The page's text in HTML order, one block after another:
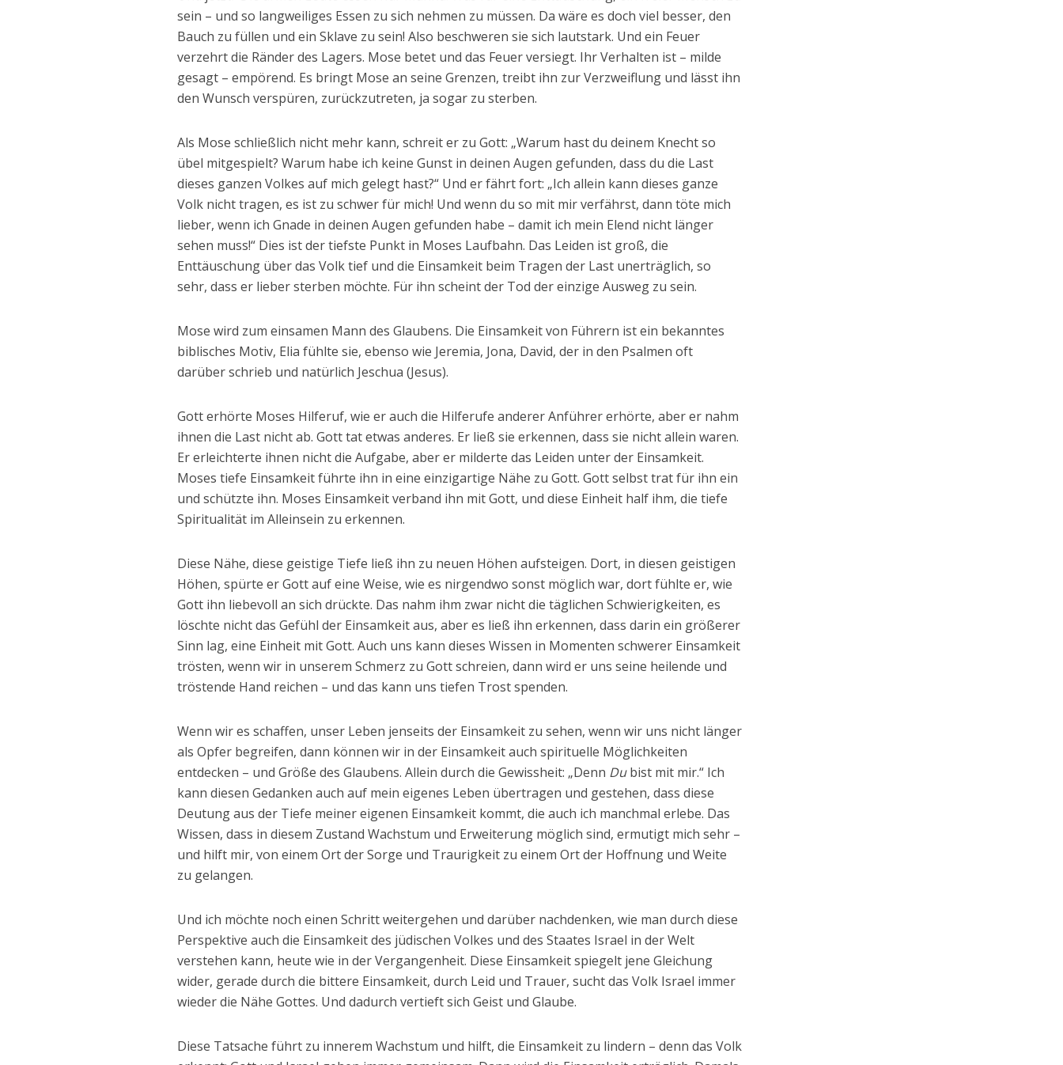
sein – und so langweiliges Essen zu sich nehmen zu müssen. Da wäre es doch viel besser, den
Bauch zu füllen und ein Sklave zu sein! Also beschweren sie sich lautstark. Und ein Feuer
verzehrt die Ränder des Lagers. Mose betet und das Feuer versiegt. Ihr Verhalten ist – milde
gesagt – empörend. Es bringt Mose an seine Grenzen, treibt ihn zur Verzweiflung und lässt ihn
den Wunsch verspüren, zurückzutreten, ja sogar zu sterben.
Als Mose schließlich nicht mehr kann, schreit er zu Gott: „Warum hast du deinem Knecht so
übel mitgespielt? Warum habe ich keine Gunst in deinen Augen gefunden, dass du die Last
dieses ganzen Volkes auf mich gelegt hast?“ Und er fährt fort: „Ich allein kann dieses ganze
Volk nicht tragen, es ist zu schwer für mich! Und wenn du so mit mir verfährst, dann töte mich
lieber, wenn ich Gnade in deinen Augen gefunden habe – damit ich mein Elend nicht länger
sehen muss!“ Dies ist der tiefste Punkt in Moses Laufbahn. Das Leiden ist groß, die
Enttäuschung über das Volk tief und die Einsamkeit beim Tragen der Last unerträglich, so
sehr, dass er lieber sterben möchte. Für ihn scheint der Tod der einzige Ausweg zu sein.
Mose wird zum einsamen Mann des Glaubens. Die Einsamkeit von Führern ist ein bekanntes
biblisches Motiv, Elia fühlte sie, ebenso wie Jeremia, Jona, David, der in den Psalmen oft
darüber schrieb und natürlich Jeschua (Jesus).
Gott erhörte Moses Hilferuf, wie er auch die Hilferufe anderer Anführer erhörte, aber er nahm
ihnen die Last nicht ab. Gott tat etwas anderes. Er ließ sie erkennen, dass sie nicht allein waren.
Er erleichterte ihnen nicht die Aufgabe, aber er milderte das Leiden unter der Einsamkeit.
Moses tiefe Einsamkeit führte ihn in eine einzigartige Nähe zu Gott. Gott selbst trat für ihn ein
und schützte ihn. Moses Einsamkeit verband ihn mit Gott, und diese Einheit half ihm, die tiefe
Spiritualität im Alleinsein zu erkennen.
Diese Nähe, diese geistige Tiefe ließ ihn zu neuen Höhen aufsteigen. Dort, in diesen geistigen
Höhen, spürte er Gott auf eine Weise, wie es nirgendwo sonst möglich war, dort fühlte er, wie
Gott ihn liebevoll an sich drückte. Das nahm ihm zwar nicht die täglichen Schwierigkeiten, es
löschte nicht das Gefühl der Einsamkeit aus, aber es ließ ihn erkennen, dass darin ein größerer
Sinn lag, eine Einheit mit Gott. Auch uns kann dieses Wissen in Momenten schwerer Einsamkeit
trösten, wenn wir in unserem Schmerz zu Gott schreien, dann wird er uns seine heilende und
tröstende Hand reichen – und das kann uns tiefen Trost spenden.
Wenn wir es schaffen, unser Leben jenseits der Einsamkeit zu sehen, wenn wir uns nicht länger
als Opfer begreifen, dann können wir in der Einsamkeit auch spirituelle Möglichkeiten
entdecken – und Größe des Glaubens. Allein durch die Gewissheit: „Denn Dubist mit mir.“ Ich
kann diesen Gedanken auch auf mein eigenes Leben übertragen und gestehen, dass diese
Deutung aus der Tiefe meiner eigenen Einsamkeit kommt, die auch ich manchmal erlebe. Das
Wissen, dass in diesem Zustand Wachstum und Erweiterung möglich sind, ermutigt mich sehr –
und hilft mir, von einem Ort der Sorge und Traurigkeit zu einem Ort der Hoffnung und Weite
zu gelangen.
Und ich möchte noch einen Schritt weitergehen und darüber nachdenken, wie man durch diese
Perspektive auch die Einsamkeit des jüdischen Volkes und des Staates Israel in der Welt
verstehen kann, heute wie in der Vergangenheit. Diese Einsamkeit spiegelt jene Gleichung
wider, gerade durch die bittere Einsamkeit, durch Leid und Trauer, sucht das Volk Israel immer
wieder die Nähe Gottes. Und dadurch vertieft sich Geist und Glaube.
Diese Tatsache führt zu innerem Wachstum und hilft, die Einsamkeit zu lindern – denn das Volk